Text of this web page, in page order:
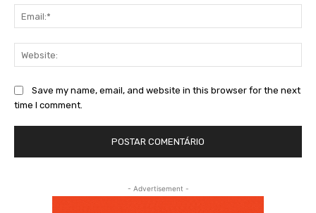
Save my name, email, and website in this browser for the next
time I comment.
- Advertisement -